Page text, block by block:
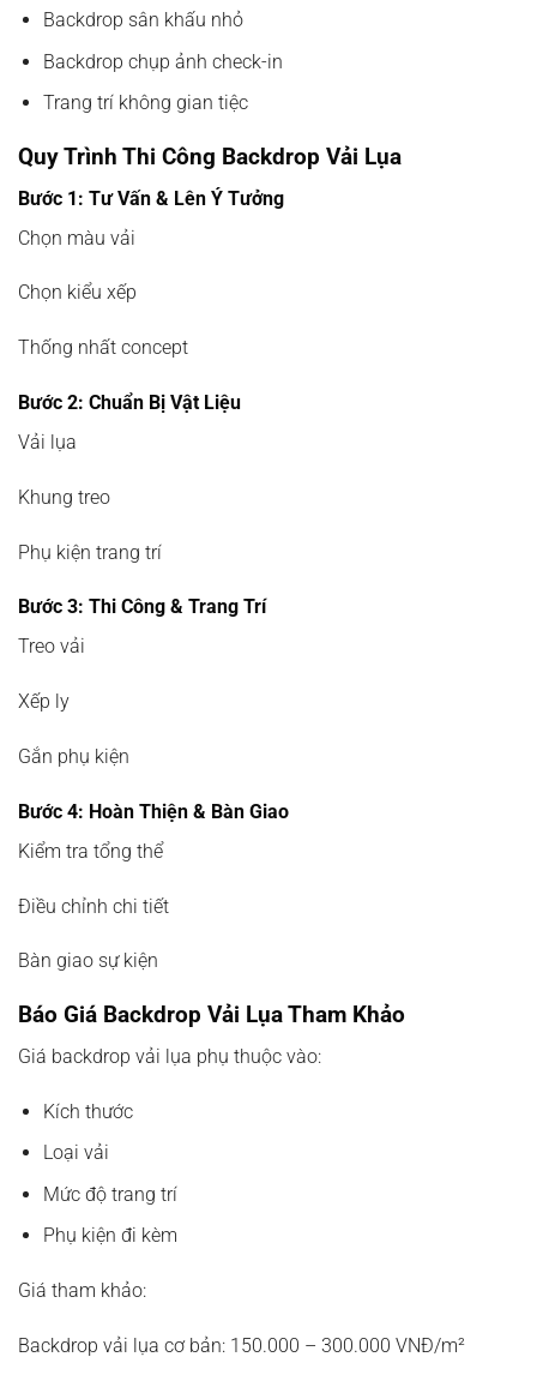
Backdrop sân khấu nhỏ
Backdrop chụp ảnh check-in
Trang trí không gian tiệc
Quy Trình Thi Công Backdrop Vải Lụa
Bước 1: Tư Vấn & Lên Ý Tưởng
Chọn màu vải
Chọn kiểu xếp
Thống nhất concept
Bước 2: Chuẩn Bị Vật Liệu
Vải lụa
Khung treo
Phụ kiện trang trí
Bước 3: Thi Công & Trang Trí
Treo vải
Xếp ly
Gắn phụ kiện
Bước 4: Hoàn Thiện & Bàn Giao
Kiểm tra tổng thể
Điều chỉnh chi tiết
Bàn giao sự kiện
Báo Giá Backdrop Vải Lụa Tham Khảo
Giá backdrop vải lụa phụ thuộc vào:
Kích thước
Loại vải
Mức độ trang trí
Phụ kiện đi kèm
Giá tham khảo:
Backdrop vải lụa cơ bản: 150.000 – 300.000 VNĐ/m²